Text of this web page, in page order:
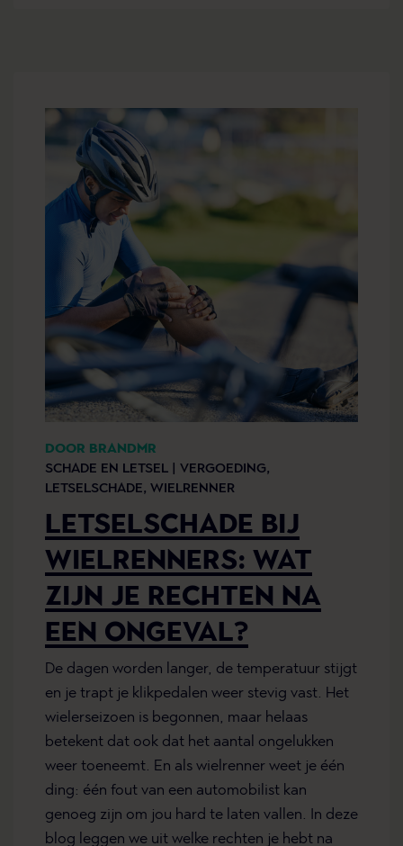
DOOR BRANDMR
SCHADE EN LETSEL |
VERGOEDING,
LETSELSCHADE, WIELRENNER
LETSELSCHADE BIJ
WIELRENNERS: WAT
ZIJN JE RECHTEN NA
EEN ONGEVAL?
De dagen worden langer, de temperatuur stijgt
en je trapt je klikpedalen weer stevig vast. Het
wielerseizoen is begonnen, maar helaas
betekent dat ook dat het aantal ongelukken
weer toeneemt. En als wielrenner weet je één
ding: één fout van een automobilist kan
genoeg zijn om jou hard te laten vallen. In deze
blog leggen we uit welke rechten je hebt na